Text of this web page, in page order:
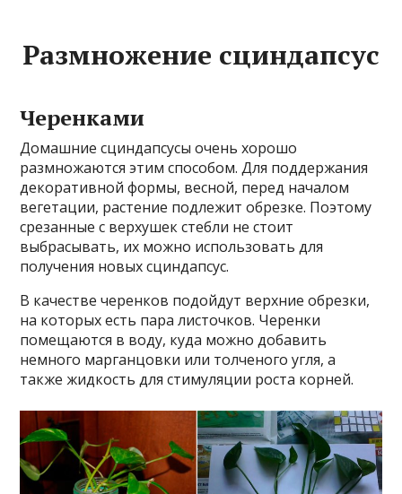
Размножение сциндапсус
Черенками
Домашние сциндапсусы очень хорошо
размножаются этим способом. Для поддержания
декоративной формы, весной, перед началом
вегетации, растение подлежит обрезке. Поэтому
срезанные с верхушек стебли не стоит
выбрасывать, их можно использовать для
получения новых сциндапсус.
В качестве черенков подойдут верхние обрезки,
на которых есть пара листочков. Черенки
помещаются в воду, куда можно добавить
немного марганцовки или толченого угля, а
также жидкость для стимуляции роста корней.